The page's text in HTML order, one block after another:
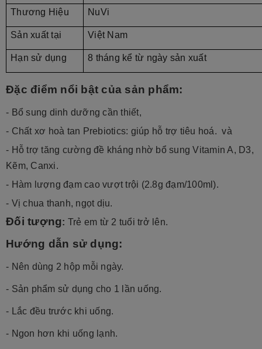
Thương Hiệu NuVi
Sản xuất tại Việt Nam
Hạn sử dụng 8 tháng kể từ ngày sản xuất
Đặc điểm nổi bật của sản phẩm:
- Bổ sung dinh dưỡng cần thiết,
- Chất xơ hoà tan Prebiotics: giúp hỗ trợ tiêu hoá. và
- Hỗ trợ tăng cường đề kháng nhờ bổ sung Vitamin A, D3,
Kẽm, Canxi.
- Hàm lượng đạm cao vượt trội (2.8g đạm/100ml).
- Vị chua thanh, ngọt dịu.
Đối tượng: Trẻ em từ 2 tuổi trở lên.
Hướng dẫn sử dụng:
- Nên dùng 2 hộp mỗi ngày.
- Sản phẩm sử dụng cho 1 lần uống.
- Lắc đều trước khi uống.
- Ngon hơn khi uống lạnh.